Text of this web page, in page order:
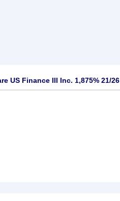
US Finance III Inc. 1,875% 21/26